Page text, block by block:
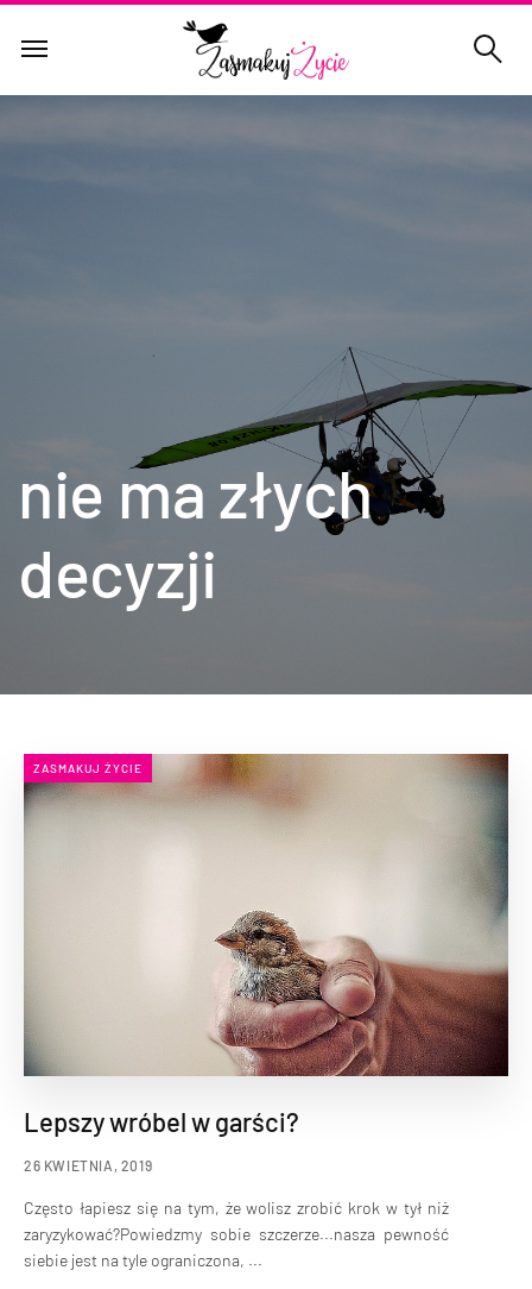
nie ma złych
decyzji
ZASMAKUJ ŻYCIE
Lepszy wróbel w garści?
26 KWIETNIA, 2019
Często łapiesz się na tym, że wolisz zrobić krok w tył niż
zaryzykować?Powiedzmy sobie szczerze...nasza pewność
siebie jest na tyle ograniczona, ...